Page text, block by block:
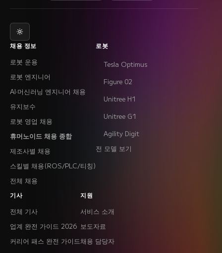
채용 정보
로봇 운용
로봇 엔지니어
AI·머신러닝 엔지니어 채용
유지보수
로봇 영업 채용
휴머노이드 채용 종합
제조사별 채용
스킬별 채용(ROS/PLC/티칭)
전체 채용
로봇
Tesla Optimus
Figure 02
Unitree H1
Unitree G1
Agility Digit
전 모델 보기
기사
전체 기사
업계 완전 가이드 2026
커리어 패스 완전 가이드
지원
서비스 소개
보도자료
채용 담당자